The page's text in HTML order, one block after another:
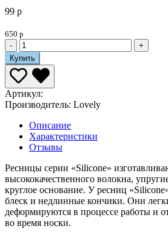
99 р
650 р
-
+
Купить
Артикул:
Производитель: Lovely
Описание
Характеристики
Отзывы
Ресницы серии «Silicone»
высококачественного волокна,
круглое основание. У ресниц
блеск и недлинные кончики. Они
деформируются в процессе работы и
во время носки.